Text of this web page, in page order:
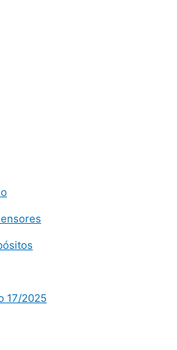
17/2025